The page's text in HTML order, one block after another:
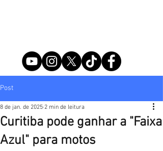
Post
Curitiba pode ganhar a "Faixa
Azul" para motos
8 de jan. de 2025 2 min de leitura